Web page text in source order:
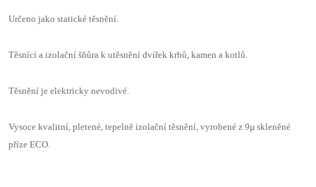
Určeno jako statické těsnění.
Těsnící a izolační šňůra k utěsnění dvířek krbů, kamen a kotlů.
Těsnění je elektricky nevodivé.
Vysoce kvalitní, pletené, tepelně izolační těsnění, vyrobené z 9µ skleněné
příze ECO.